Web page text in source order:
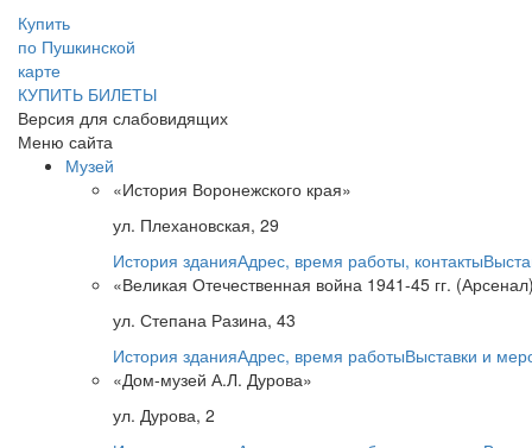
Купить
по Пушкинской
карте
КУПИТЬ БИЛЕТЫ
Версия для слабовидящих
Меню сайта
Музей
«История Воронежского края»
ул. Плехановская, 29
История зданияАдрес, время работы, контакты
«Великая Отечественная война 1941-45 гг.
ул. Степана Разина, 43
История зданияАдрес, время работыВыставки и
«Дом-музей А.Л. Дурова»
ул. Дурова, 2